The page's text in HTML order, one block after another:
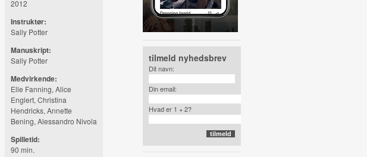
2012
Instruktør:
Sally Potter
Manuskript:
Sally Potter
Medvirkende:
Elle Fanning, Alice
Englert, Christina
Hendricks, Annette
Bening, Alessandro Nivola
Spilletid:
90 min.
tilmeld nyhedsbrev
Dit navn:
Din email:
Hvad er 1 + 2?